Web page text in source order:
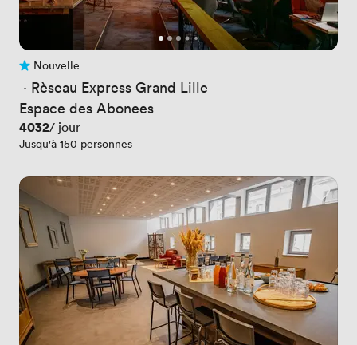
Pas encore d'avis
Nouvelle
· Rèseau Express Grand Lille
Espace des Abonees
Prix
4032/ jour
Jusqu'à 150 personnes